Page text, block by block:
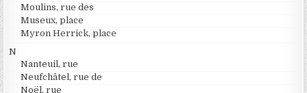
Moulins, rue des
Museux, place
Myron Herrick, place
N
Nanteuil, rue
Neufchâtel, rue de
Noël, rue